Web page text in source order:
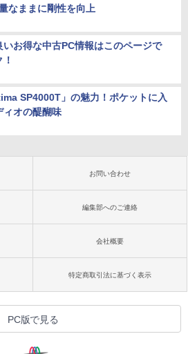
なままに剛性を向上
いお得な中古PC情報はこのページで
SP4000T」の魅力！ポケットに入
ィオの醍醐味
お問い合わせ
編集部へのご連絡
会社概要
特定商取引法に基づく表示
PC版で見る